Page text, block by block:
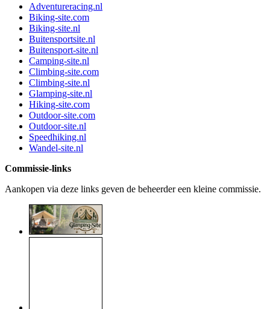
Adventureracing.nl
Biking-site.com
Biking-site.nl
Buitensportsite.nl
Buitensport-site.nl
Camping-site.nl
Climbing-site.com
Climbing-site.nl
Glamping-site.nl
Hiking-site.com
Outdoor-site.com
Outdoor-site.nl
Speedhiking.nl
Wandel-site.nl
Commissie-links
Aankopen via deze links geven de beheerder een kleine commissie.